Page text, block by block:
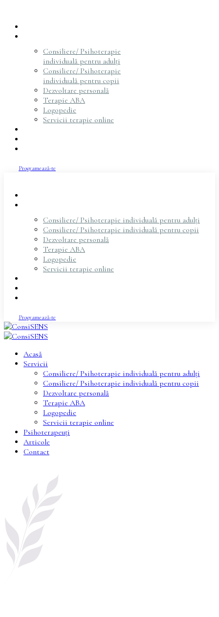
Consiliere/ Psihoterapie
individuală pentru adulți
Consiliere/ Psihoterapie
individuală pentru copii
Dezvoltare personală
Terapie ABA
Logopedie
Servicii terapie online
Programează-te
Consiliere/ Psihoterapie individuală pentru adulți
Consiliere/ Psihoterapie individuală pentru copii
Dezvoltare personală
Terapie ABA
Logopedie
Servicii terapie online
Programează-te
Acasă
Servicii
Consiliere/ Psihoterapie individuală pentru adulți
Consiliere/ Psihoterapie individuală pentru copii
Dezvoltare personală
Terapie ABA
Logopedie
Servicii terapie online
Psihoterapeuți
Articole
Contact